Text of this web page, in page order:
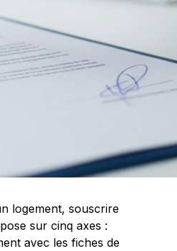
logement, souscrire
sur cinq axes :
avec les fiches de